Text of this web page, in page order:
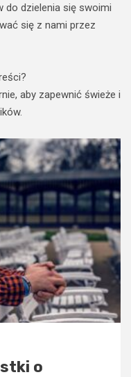
do dzielenia się swoimi
się z nami przez
aby zapewnić świeże i
o